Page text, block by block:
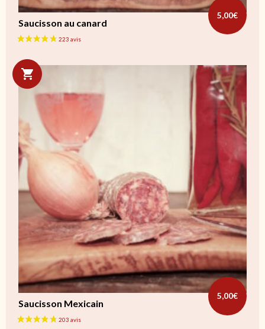
Saucisson au canard
5,00€
Saucisson Mexicain
5,00€